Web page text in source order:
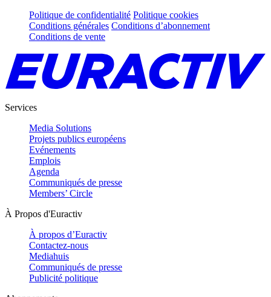
Politique de confidentialité Politique cookies
Conditions générales Conditions d’abonnement
Conditions de vente
Services
Media Solutions
Projets publics européens
Evénements
Emplois
Agenda
Communiqués de presse
Members’ Circle
À Propos d'Euractiv
À propos d’Euractiv
Contactez-nous
Mediahuis
Communiqués de presse
Publicité politique